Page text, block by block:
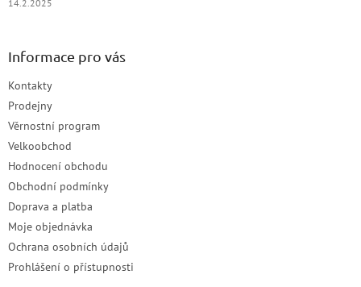
14.2.2025
Informace pro vás
Kontakty
Prodejny
Věrnostní program
Velkoobchod
Hodnocení obchodu
Obchodní podmínky
Doprava a platba
Moje objednávka
Ochrana osobních údajů
Prohlášení o přístupnosti